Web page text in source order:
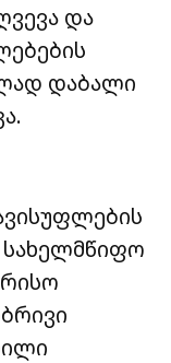
და
დაბალი
სახელმწიფო